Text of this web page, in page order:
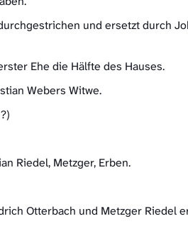
und ersetzt durch
Ehe die Hälfte des Hauses.
Webers Witwe.
Riedel, Metzger, Erben.
Otterbach und Metzger Riedel